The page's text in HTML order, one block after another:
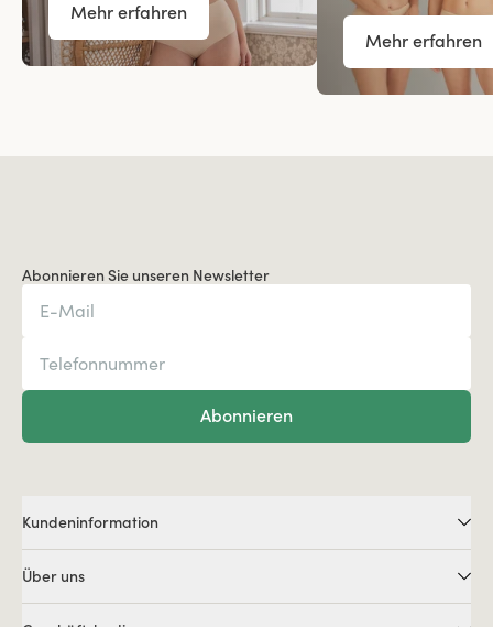
Mehr erfahren
Mehr erfahren
Abonnieren Sie unseren Newsletter
Abonnieren
Kundeninformation
Über uns